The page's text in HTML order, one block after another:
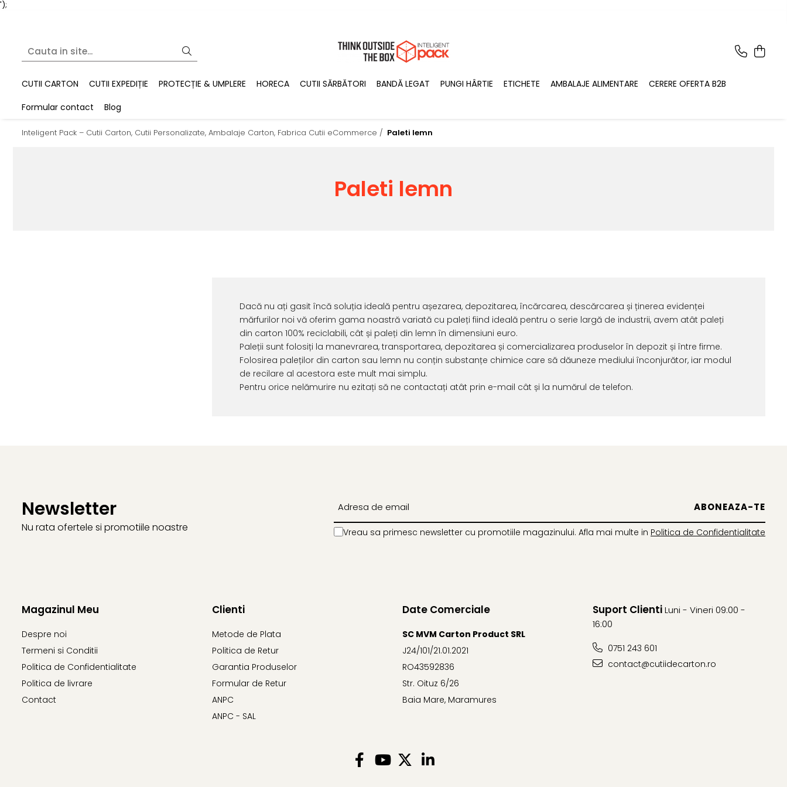
');
CUTII CARTON CUTII EXPEDIȚIE PROTECȚIE & UMPLERE HORECA CUTII SĂRBĂTORI BANDĂ LEGAT PUNGI HÂRTIE ETICHETE AMBALAJE ALIMENTARE
CERERE OFERTA B2B
Formular contact
Blog
Inteligent Pack – Cutii Carton, Cutii Personalizate, Ambalaje Carton, Fabrica Cutii eCommerce / Paleti lemn
Paleti lemn
Dacă nu ați gasit încă soluția ideală pentru așezarea, depozitarea, încărcarea, descărcarea și ținerea evidenței
mărfurilor noi vă oferim gama noastră variată cu paleți fiind ideală pentru o serie largă de industrii, avem atât paleți
din carton 100% reciclabili, cât și paleți din lemn în dimensiuni euro.
Paleții sunt folosiți la manevrarea, transportarea, depozitarea și comercializarea produselor în depozit și între firme.
Folosirea paleților din carton sau lemn nu conțin substanțe chimice care să dăuneze mediului înconjurător, iar modul
de recilare al acestora este mult mai simplu.
Pentru orice nelămurire nu ezitați să ne contactați atât prin e-mail cât și la numărul de telefon.
Newsletter
Nu rata ofertele si promotiile noastre Vreau sa primesc newsletter cu promotiile magazinului. Afla mai multe in Politica de Confidentialitate
Magazinul Meu
Despre noi
Termeni si Conditii
Politica de Confidentialitate
Politica de livrare
Contact
Clienti
Metode de Plata
Politica de Retur
Garantia Produselor
Formular de Retur
ANPC
ANPC - SAL
Date Comerciale
SC MVM Carton Product SRL
J24/101/21.01.2021
RO43592836
Str. Oituz 6/26
Baia Mare, Maramures
Suport ClientiLuni - Vineri 09:00 -
16:00
0751 243 601
contact@cutiidecarton.ro